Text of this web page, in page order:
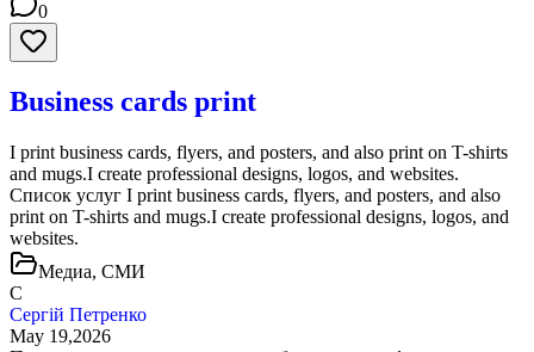
0
Business cards print
I print business cards, flyers, and posters, and also print on T-shirts
and mugs.I create professional designs, logos, and websites.
Список услуг I print business cards, flyers, and posters, and also
print on T-shirts and mugs.I create professional designs, logos, and
websites.
Медиа, СМИ
С
Сергій Петренко
May 19,2026